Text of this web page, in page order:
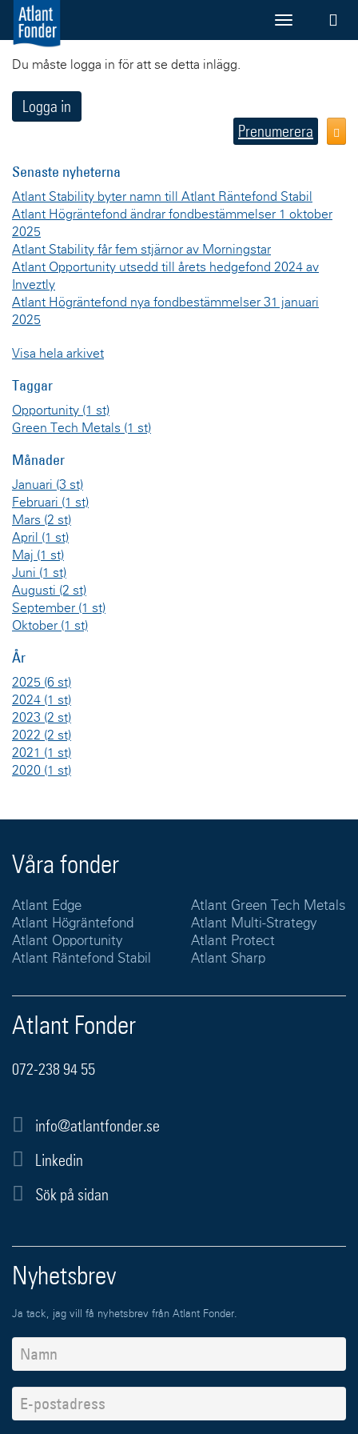
Du måste logga in för att se detta inlägg.
Logga in
Prenumerera
Senaste nyheterna
Atlant Stability byter namn till Atlant Räntefond Stabil
Atlant Högräntefond ändrar fondbestämmelser 1 oktober
2025
Atlant Stability får fem stjärnor av Morningstar
Atlant Opportunity utsedd till årets hedgefond 2024 av
Inveztly
Atlant Högräntefond nya fondbestämmelser 31 januari
2025
Visa hela arkivet
Taggar
Opportunity (1 st)
Green Tech Metals (1 st)
Månader
Januari (3 st)
Februari (1 st)
Mars (2 st)
April (1 st)
Maj (1 st)
Juni (1 st)
Augusti (2 st)
September (1 st)
Oktober (1 st)
År
2025 (6 st)
2024 (1 st)
2023 (2 st)
2022 (2 st)
2021 (1 st)
2020 (1 st)
Våra fonder
Atlant Edge
Atlant Green Tech Metals
Atlant Högräntefond
Atlant Multi-Strategy
Atlant Opportunity
Atlant Protect
Atlant Räntefond Stabil
Atlant Sharp
Atlant Fonder
072-238 94 55
info@atlantfonder.se
Linkedin
Sök på sidan
Nyhetsbrev
Ja tack, jag vill få nyhetsbrev från Atlant Fonder.